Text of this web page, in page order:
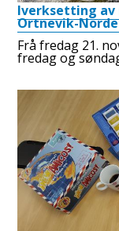
Iverksetting
Ortnevik-
Frå fredag 21.
fredag og